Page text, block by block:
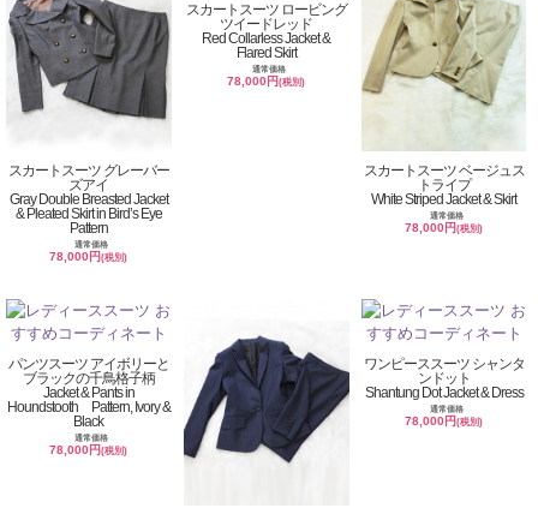
スカートスーツ グレーバー
ズアイ
Gray Double Breasted Jacket
& Pleated Skirt in Bird’s Eye
Pattern
通常価格
78,000円(税別)
スカートスーツ ロービング
ツイードレッド
Red Collarless Jacket &
Flared Skirt
通常価格
78,000円(税別)
スカートスーツ ベージュス
トライプ
White Striped Jacket & Skirt
通常価格
78,000円(税別)
パンツスーツ アイボリーと
ブラックの千鳥格子柄
Jacket & Pants in
Houndstooth Pattern, Ivory &
Black
通常価格
78,000円(税別)
ワンピーススーツ シャンタ
ンドット
Shantung Dot Jacket & Dress
通常価格
78,000円(税別)